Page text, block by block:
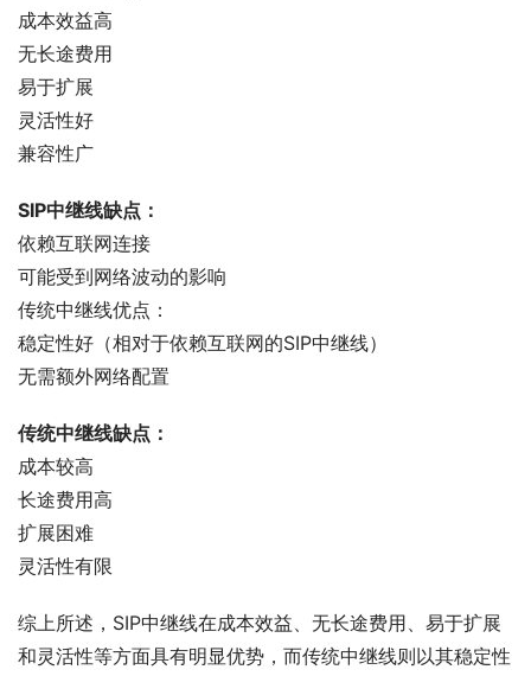
成本效益高
无长途费用
易于扩展
灵活性好
兼容性广
SIP中继线缺点：
依赖互联网连接
可能受到网络波动的影响
传统中继线优点：
稳定性好（相对于依赖互联网的SIP中继线）
无需额外网络配置
传统中继线缺点：
成本较高
长途费用高
扩展困难
灵活性有限
综上所述，SIP中继线在成本效益、无长途费用、易于扩展
和灵活性等方面具有明显优势，而传统中继线则以其稳定性